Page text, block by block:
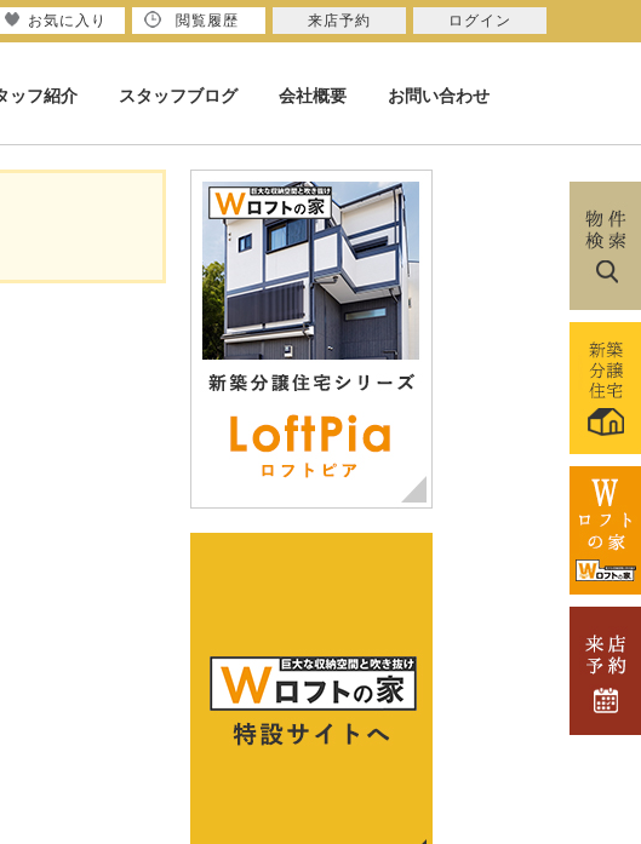
ッフ紹介 スタッフブログ 会社概要 お問い合わせ
お気に入り 閲覧履歴 来店予約 ログイン